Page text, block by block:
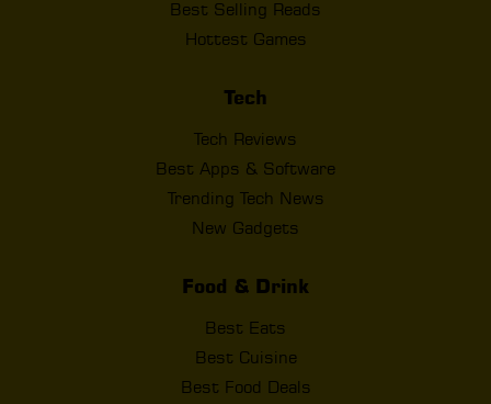
Best Selling Reads
Hottest Games
Tech
Tech Reviews
Best Apps & Software
Trending Tech News
New Gadgets
Food & Drink
Best Eats
Best Cuisine
Best Food Deals